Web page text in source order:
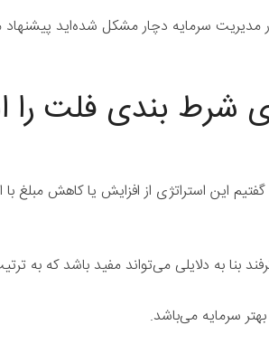
مدیریت سرمایه دچار مشکل شده‌اید پیشنهاد
شرط بندی فلت را
این استراتژی از افزایش یا کاهش مبلغ
بنا به دلایلی می‌تواند مفید باشد که به
سرمایه می‌باشد.